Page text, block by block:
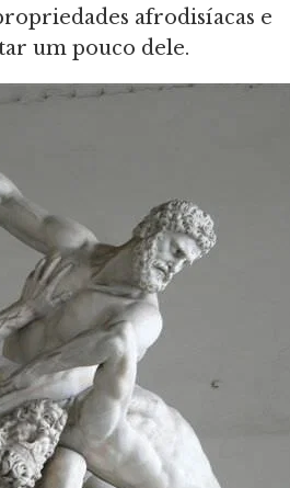
afrodisíacas e
um pouco dele.